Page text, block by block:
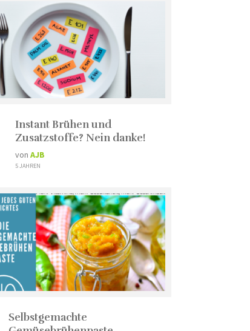
Instant Brühen und
Zusatzstoffe? Nein danke!
von AJB
5 JAHREN
Selbstgemachte